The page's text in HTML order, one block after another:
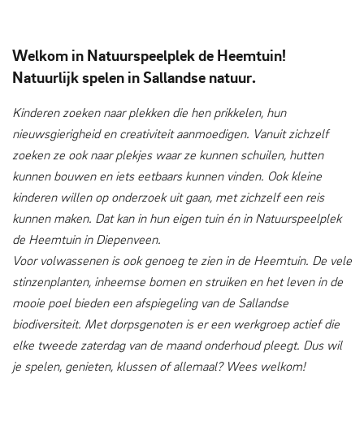
Welkom in Natuurspeelplek de Heemtuin!
Natuurlijk spelen in Sallandse natuur.
Kinderen zoeken naar plekken die hen prikkelen, hun
nieuwsgierigheid en creativiteit aanmoedigen. Vanuit zichzelf
zoeken ze ook naar plekjes waar ze kunnen schuilen, hutten
kunnen bouwen en iets eetbaars kunnen vinden. Ook kleine
kinderen willen op onderzoek uit gaan, met zichzelf een reis
kunnen maken. Dat kan in hun eigen tuin én in Natuurspeelplek
de Heemtuin in Diepenveen.
Voor volwassenen is ook genoeg te zien in de Heemtuin. De vele
stinzenplanten, inheemse bomen en struiken en het leven in de
mooie poel bieden een afspiegeling van de Sallandse
biodiversiteit. Met dorpsgenoten is er een werkgroep actief die
elke tweede zaterdag van de maand onderhoud pleegt. Dus wil
je spelen, genieten, klussen of allemaal? Wees welkom!